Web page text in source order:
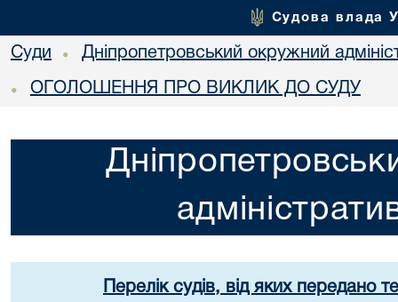
Судова влада
Суди • Дніпропетровський окружний
• ОГОЛОШЕННЯ ПРО ВИКЛИК ДО СУДУ
Перелік судів, від яких передано